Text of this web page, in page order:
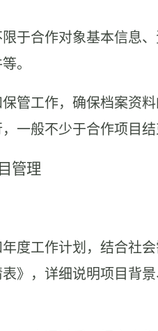
于合作对象基本信息
。
管工作，确保档案资
一般不少于合作项目结
管理
度工作计划，结合社
》，详细说明项目背景